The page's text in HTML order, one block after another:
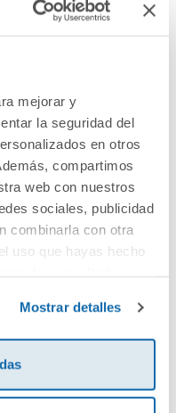
mejorar y
la seguridad del
en otros
compartimos
web con nuestros
sociales, publicidad
combinarla con otra
uso que hayas hecho
Mostrar detalles
opinión
producto!
para poder valorarlo